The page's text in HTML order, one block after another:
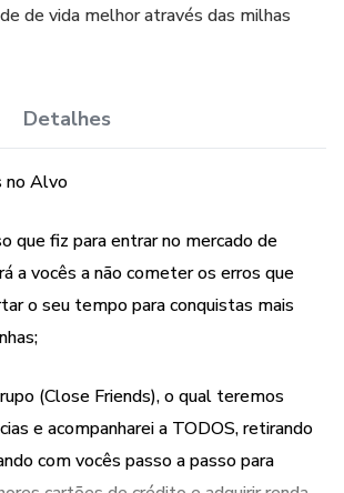
de vida melhor através das milhas
Detalhes
no Alvo
que fiz para entrar no mercado de
a vocês a não cometer os erros que
o seu tempo para conquistas mais
(Close Friends), o qual teremos
e acompanharei a TODOS, retirando
com vocês passo a passo para